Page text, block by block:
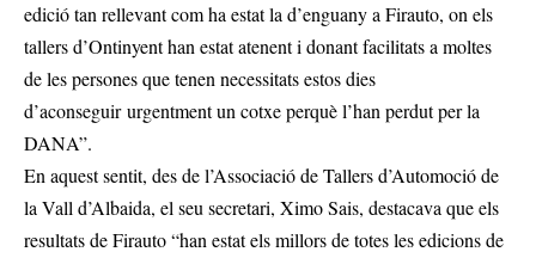
edició tan rellevant com ha estat la d’enguany a Firauto, on els
tallers d’Ontinyent han estat atenent i donant facilitats a moltes
de les persones que tenen necessitats estos dies
d’aconseguir urgentment un cotxe perquè l’han perdut per la
DANA”.
En aquest sentit, des de l’Associació de Tallers d’Automoció de
la Vall d’Albaida, el seu secretari, Ximo Sais, destacava que els
resultats de Firauto “han estat els millors de totes les edicions de